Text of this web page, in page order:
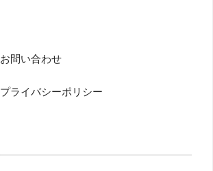
お問い合わせ
プライバシーポリシー